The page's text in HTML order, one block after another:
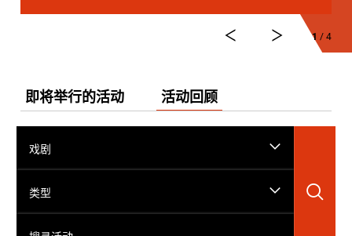
1 / 4
即将举行的活动 活动回顾
戏剧
类型